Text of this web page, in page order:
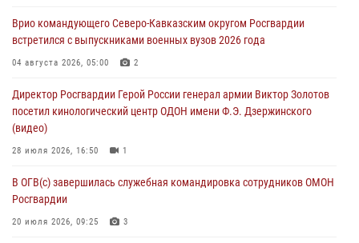
08 августа 2026, 14:10 3
В ЛНР росгвардейцы провели тренировку по единоборствам для
08 августа 2026, 13:00
Врио командующего Северо-Кавказским округом Росгвардии
встретился с выпускниками военных вузов 2026 года
04 августа 2026, 05:00 2
Директор Росгвардии Герой России генерал армии Виктор Золотов
посетил кинологический центр ОДОН имени Ф.Э. Дзержинского
(видео)
28 июля 2026, 16:50 1
В ОГВ(с) завершилась служебная командировка сотрудников ОМОН
Росгвардии
20 июля 2026, 09:25 3